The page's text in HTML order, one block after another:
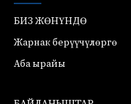
БИЗ ЖӨНҮНДӨ
Жарнак берүүчүлөргө
Аба ырайы